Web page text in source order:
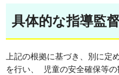
具体的な指導監
上記の根拠に基づき、別に定
を行い、 児童の安全確保等